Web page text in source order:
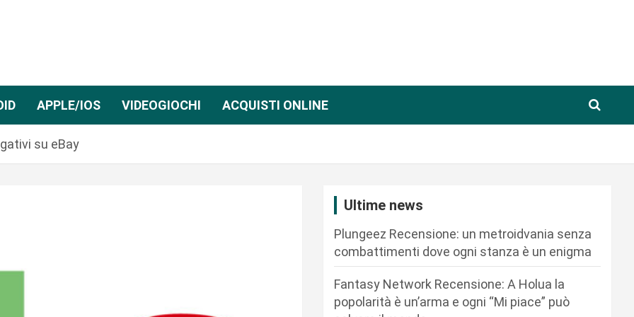
APPLE/IOS VIDEOGIOCHI ACQUISTI ONLINE
su eBay
Ultime news
Plungeez Recensione: un metroidvania senza
combattimenti dove ogni stanza è un enigma
Fantasy Network Recensione: A Holua la
popolarità è un’arma e ogni “Mi piace” può